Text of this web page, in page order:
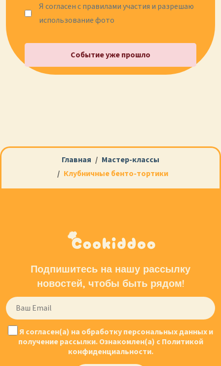
Я согласен с правилами участия и разрешаю
использование фото
Событие уже прошло
Главная
Мастер-классы
Клубничные бенто-тортики
Подпишитесь на нашу рассылку
новостей, чтобы быть рядом!
Я согласен(а) на обработку персональных данных и
получение рассылки. Ознакомлен(а) с Политикой
конфиденциальности.